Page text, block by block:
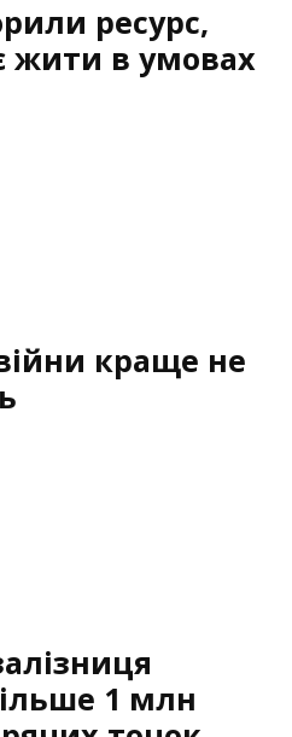
ресурс,
жити в умовах
краще не
1 млн